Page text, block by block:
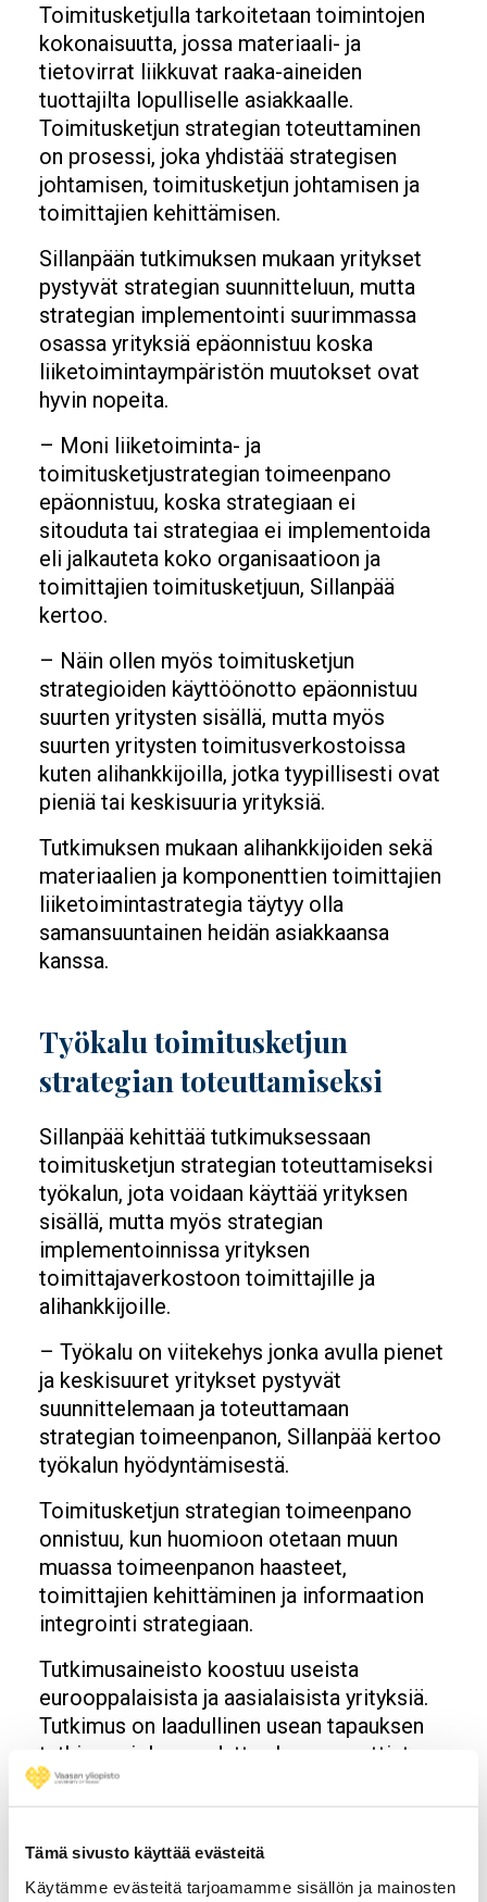
Tämä sivusto käyttää evästeitä
Käytämme evästeitä tarjoamamme sisällön ja mainosten
Toimitusketjulla tarkoitetaan toimintojen
kokonaisuutta, jossa materiaali- ja
tietovirrat liikkuvat raaka-aineiden
tuottajilta lopulliselle asiakkaalle.
Toimitusketjun strategian toteuttaminen
on prosessi, joka yhdistää strategisen
johtamisen, toimitusketjun johtamisen ja
toimittajien kehittämisen.
Sillanpään tutkimuksen mukaan yritykset
pystyvät strategian suunnitteluun, mutta
strategian implementointi suurimmassa
osassa yrityksiä epäonnistuu koska
liiketoimintaympäristön muutokset ovat
hyvin nopeita.
– Moni liiketoiminta- ja
toimitusketjustrategian toimeenpano
epäonnistuu, koska strategiaan ei
sitouduta tai strategiaa ei implementoida
eli jalkauteta koko organisaatioon ja
toimittajien toimitusketjuun, Sillanpää
kertoo.
– Näin ollen myös toimitusketjun
strategioiden käyttöönotto epäonnistuu
suurten yritysten sisällä, mutta myös
suurten yritysten toimitusverkostoissa
kuten alihankkijoilla, jotka tyypillisesti ovat
pieniä tai keskisuuria yrityksiä.
Tutkimuksen mukaan alihankkijoiden sekä
materiaalien ja komponenttien toimittajien
liiketoimintastrategia täytyy olla
samansuuntainen heidän asiakkaansa
kanssa.
Työkalu toimitusketjun
strategian toteuttamiseksi
Sillanpää kehittää tutkimuksessaan
toimitusketjun strategian toteuttamiseksi
työkalun, jota voidaan käyttää yrityksen
sisällä, mutta myös strategian
implementoinnissa yrityksen
toimittajaverkostoon toimittajille ja
alihankkijoille.
– Työkalu on viitekehys jonka avulla pienet
ja keskisuuret yritykset pystyvät
suunnittelemaan ja toteuttamaan
strategian toimeenpanon, Sillanpää kertoo
työkalun hyödyntämisestä.
Toimitusketjun strategian toimeenpano
onnistuu, kun huomioon otetaan muun
muassa toimeenpanon haasteet,
toimittajien kehittäminen ja informaation
integrointi strategiaan.
Tutkimusaineisto koostuu useista
eurooppalaisista ja aasialaisista yrityksiä.
Tutkimus on laadullinen usean tapauksen
tutkimus, joka noudattaa hermeneuttista
tutkimusparadigmaa.
Väitöstiedot